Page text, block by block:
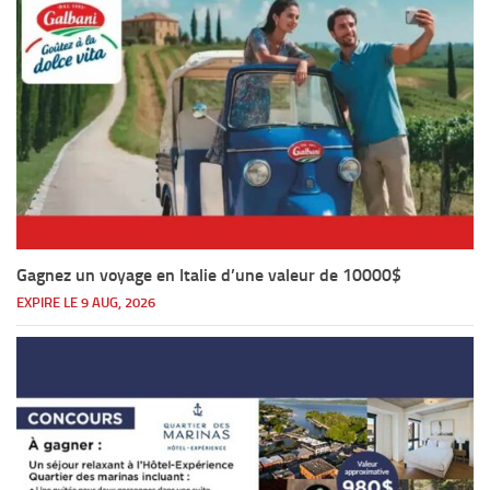
Gagnez un voyage en Italie d’une valeur de 10000$
EXPIRE LE 9 AUG, 2026